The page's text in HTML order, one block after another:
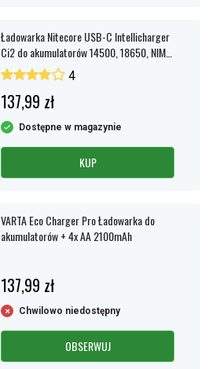
Ładowarka Nitecore USB-C Intellicharger
Ci2 do akumulatorów 14500, 18650, NIMH
AA, AAA i innych 4
137,99 zł
Dostępne w magazynie
KUP
VARTA Eco Charger Pro Ładowarka do
akumulatorów + 4x AA 2100mAh
137,99 zł
Chwilowo niedostępny
OBSERWUJ